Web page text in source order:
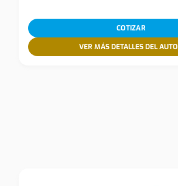
COTIZAR
VER MÁS DETALLES DEL AUTO